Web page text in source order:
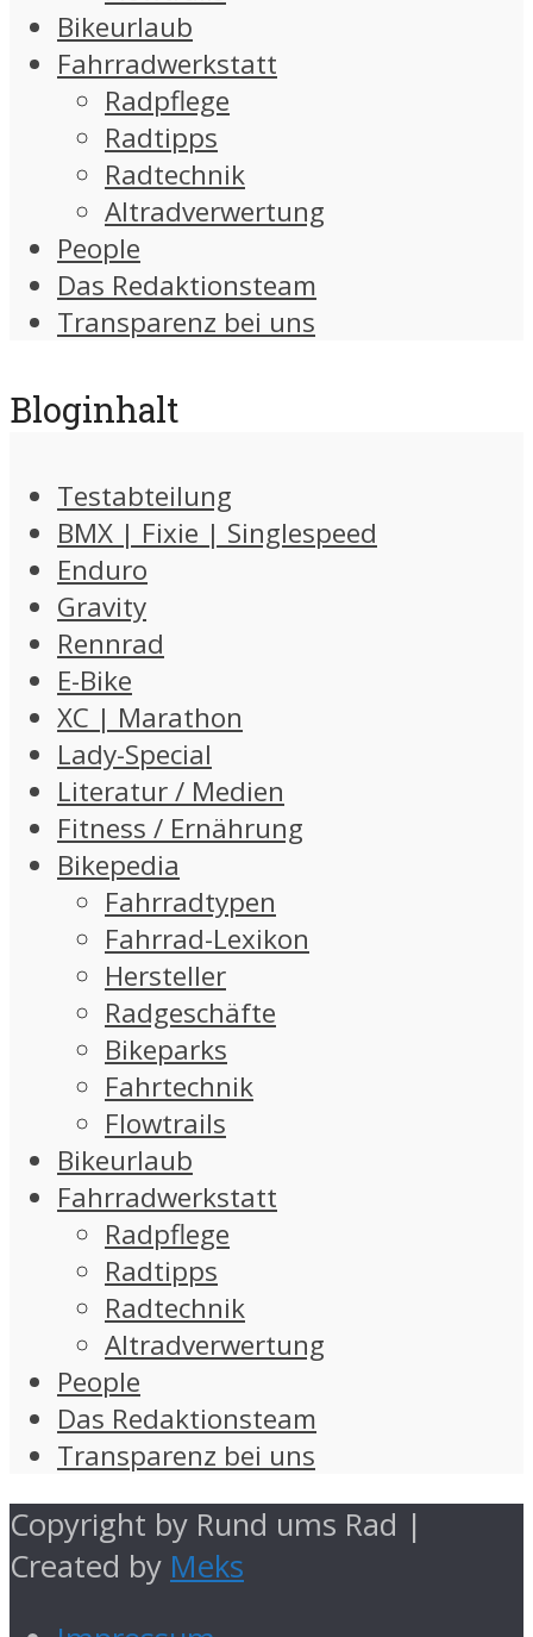
Bikeurlaub
Fahrradwerkstatt
Radpflege
Radtipps
Radtechnik
Altradverwertung
People
Das Redaktionsteam
Transparenz bei uns
Bloginhalt
Testabteilung
BMX | Fixie | Singlespeed
Enduro
Gravity
Rennrad
E-Bike
XC | Marathon
Lady-Special
Literatur / Medien
Fitness / Ernährung
Bikepedia
Fahrradtypen
Fahrrad-Lexikon
Hersteller
Radgeschäfte
Bikeparks
Fahrtechnik
Flowtrails
Bikeurlaub
Fahrradwerkstatt
Radpflege
Radtipps
Radtechnik
Altradverwertung
People
Das Redaktionsteam
Transparenz bei uns
Copyright by Rund ums Rad |
Created by Meks